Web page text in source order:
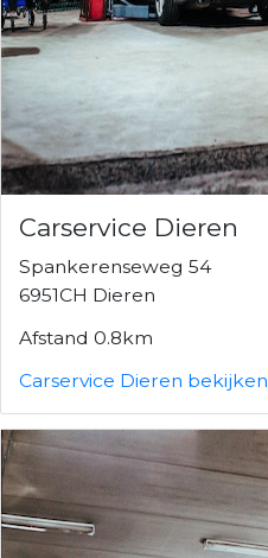
Carservice Dieren
Spankerenseweg 54
6951CH Dieren
Afstand 0.8km
Carservice Dieren bekijken